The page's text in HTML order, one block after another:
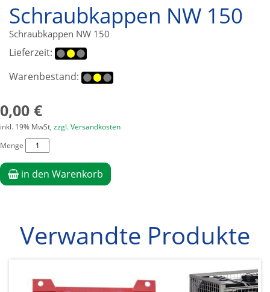
Schraubkappen NW 150
Schraubkappen NW 150
Lieferzeit:
Warenbestand:
0,00 €
inkl. 19% MwSt, zzgl. Versandkosten
Menge
in den Warenkorb
Verwandte Produkte